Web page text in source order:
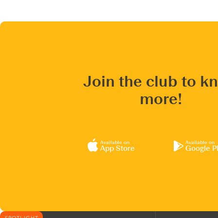
Join the club to
more!
Available on
App Store
Available on
Google